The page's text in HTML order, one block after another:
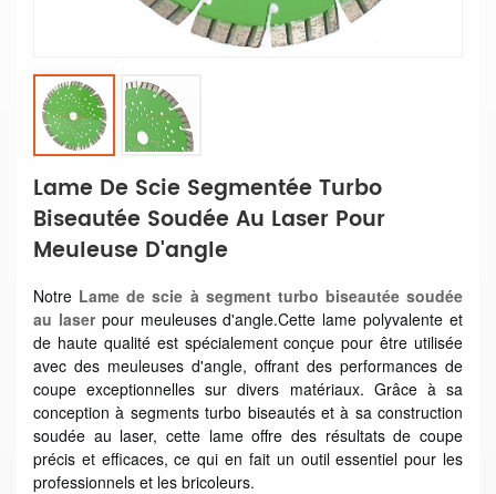
Lame De Scie Segmentée Turbo
Biseautée Soudée Au Laser Pour
Meuleuse D'angle
Notre Lame de scie à segment turbo biseautée soudée
au laserpour meuleuses d'angle.Cette lame polyvalente et
de haute qualité est spécialement conçue pour être utilisée
avec des meuleuses d'angle, offrant des performances de
coupe exceptionnelles sur divers matériaux. Grâce à sa
conception à segments turbo biseautés et à sa construction
soudée au laser, cette lame offre des résultats de coupe
précis et efficaces, ce qui en fait un outil essentiel pour les
professionnels et les bricoleurs.